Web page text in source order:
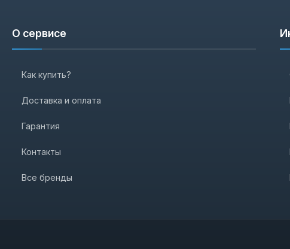
О сервисе
Как купить?
Доставка и оплата
Гарантия
Контакты
Все бренды